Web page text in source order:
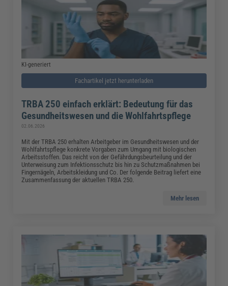
KI-generiert
Fachartikel jetzt herunterladen
TRBA 250 einfach erklärt: Bedeutung für das
Gesundheitswesen und die Wohlfahrtspflege
02.06.2026
Mit der TRBA 250 erhalten Arbeitgeber im Gesundheitswesen und der
Wohlfahrtspflege konkrete Vorgaben zum Umgang mit biologischen
Arbeitsstoffen. Das reicht von der Gefährdungsbeurteilung und der
Unterweisung zum Infektionsschutz bis hin zu Schutzmaßnahmen bei
Fingernägeln, Arbeitskleidung und Co. Der folgende Beitrag liefert eine
Zusammenfassung der aktuellen TRBA 250.
Mehr lesen